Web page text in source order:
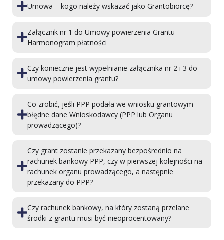
Umowa – kogo należy wskazać jako Grantobiorcę?
Załącznik nr 1 do Umowy powierzenia Grantu –
Harmonogram płatności
Czy konieczne jest wypełnianie załącznika nr 2 i 3 do
umowy powierzenia grantu?
Co zrobić, jeśli PPP podała we wniosku grantowym
błędne dane Wnioskodawcy (PPP lub Organu
prowadzącego)?
Czy grant zostanie przekazany bezpośrednio na
rachunek bankowy PPP, czy w pierwszej kolejności na
rachunek organu prowadzącego, a następnie
przekazany do PPP?
Czy rachunek bankowy, na który zostaną przelane
środki z grantu musi być nieoprocentowany?